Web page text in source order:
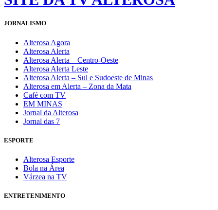
JORNALISMO
Alterosa Agora
Alterosa Alerta
Alterosa Alerta – Centro-Oeste
Alterosa Alerta Leste
Alterosa Alerta – Sul e Sudoeste de Minas
Alterosa em Alerta – Zona da Mata
Café com TV
EM MINAS
Jornal da Alterosa
Jornal das 7
ESPORTE
Alterosa Esporte
Bola na Área
Várzea na TV
ENTRETENIMENTO